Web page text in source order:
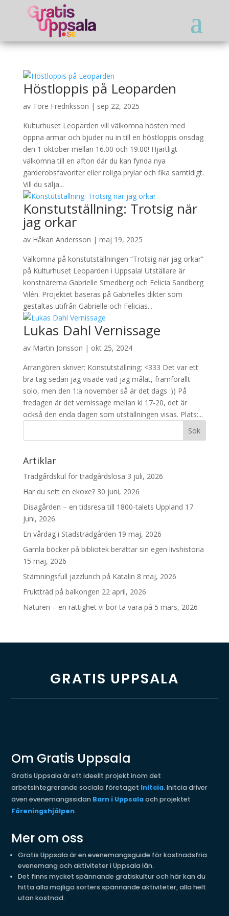
Höstloppis på Leoparden
av Tore Fredriksson | sep 22, 2025
Kulturhuset Leoparden vill välkomna hösten med
öppna armar och bjuder nu in till en höstloppis onsdag
den 1 oktober mellan 16.00 och 19.00! Hjärtligt
välkomna till en afton där du kan fynda nya
garderobsfavoriter eller roliga prylar och fika samtidigt.
Vill du sälja...
Konstutställning: Trotsig när
jag orkar
av Håkan Andersson | maj 19, 2025
Välkomna på konstutställningen “Trotsig när jag orkar”
på Kulturhuset Leoparden i Uppsala! Utställare är
konstnärerna Gabrielle Smedberg och Felicia Sandberg
Vilén. Projektet baseras på Gabrielles dikter som
gestaltas utifrån Gabrielle och Felicias...
Lukas Dahl Vernissage
av Martin Jonsson | okt 25, 2024
Arrangören skriver: Konstutställning: <333 Det var ett
bra tag sedan jag visade vad jag målat, framförallt
solo, men den 1:a november så är det dags :)) På
fredagen är det vernissage mellan kl 17-20, det är
också den enda dagen som utställningen visas. Plats:...
Artiklar
Trädgårdskul för trädgårdslösa 3 juli, 2026
Har du sett en ekoxe? 30 juni, 2026
Disagården – en tidsresa till 1800-talets Uppland 17
juni, 2026
En vårdag i Stadsträdgården 19 maj, 2026
Gamla böcker på bibliotek berättar sin egen livshistoria
15 maj, 2026
Stämningsfull jazzlunch på Katalin 8 maj, 2026
Fruktträd på balkongen 22 april, 2026
Naturen – en rättighet vi bör ta vara på 5 mars, 2026
GRATIS UPPSALA
Om Gratis Uppsala
Gratis Uppsala är ett ideellt projekt inom det
arbetsintegrerande sociala företaget Initcia. Initcia driver
även evenemangssidan Barn i Uppsalaoch projektet
Föreningshjälpen.
Mer om oss
Gratis Uppsala är en evenemangsguide för kostnadsfria
evenemang och aktiviteter i Uppsala län.
Det finns mycket spännande gratiskultur och här kan du
hitta alla möjliga sorters spännande aktiviteter, alla helt
utan kostnad.